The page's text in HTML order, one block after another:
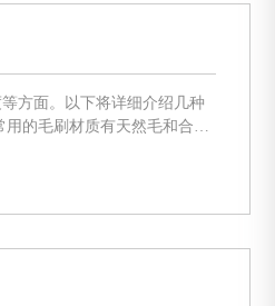
方面。以下将详细介绍几种